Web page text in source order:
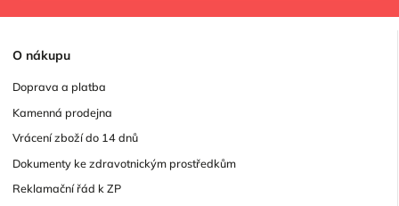
O nákupu
Doprava a platba
Kamenná prodejna
Vrácení zboží do 14 dnů
Dokumenty ke zdravotnickým prostředkům
Reklamační řád k ZP